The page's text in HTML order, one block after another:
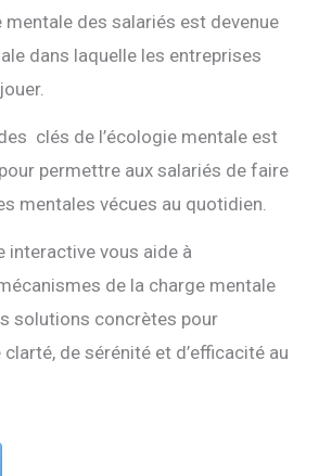
mentale des salariés est devenue
dans laquelle les entreprises
clés de l’écologie mentale est
permettre aux salariés de faire
mentales vécues au quotidien.
interactive vous aide à
de la charge mentale
solutions concrètes pour
de sérénité et d’efficacité au